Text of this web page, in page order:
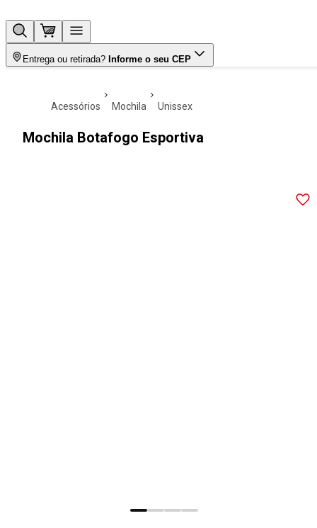
Entrega ou retirada? Informe o seu CEP
acessórios mochila unissex
Mochila Botafogo Esportiva